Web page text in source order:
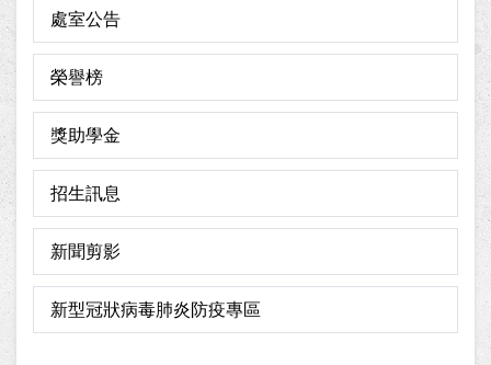
處室公告
榮譽榜
獎助學金
招生訊息
新聞剪影
新型冠狀病毒肺炎防疫專區